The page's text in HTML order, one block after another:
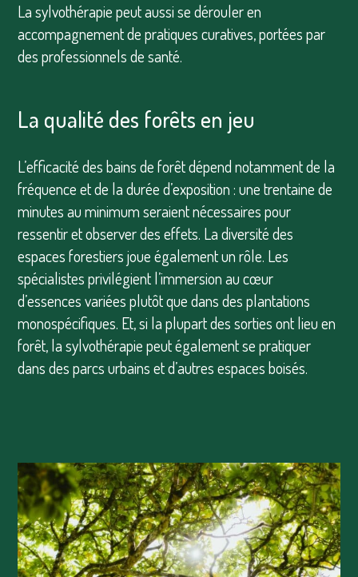
La sylvothérapie peut aussi se dérouler en
accompagnement de pratiques curatives, portées par
des professionnels de santé.
La qualité des forêts en jeu
L’efficacité des bains de forêt dépend notamment de la
fréquence et de la durée d’exposition : une trentaine de
minutes au minimum seraient nécessaires pour
ressentir et observer des effets. La diversité des
espaces forestiers joue également un rôle. Les
spécialistes privilégient l’immersion au cœur
d’essences variées plutôt que dans des plantations
monospécifiques. Et, si la plupart des sorties ont lieu en
forêt, la sylvothérapie peut également se pratiquer
dans des parcs urbains et d’autres espaces boisés.